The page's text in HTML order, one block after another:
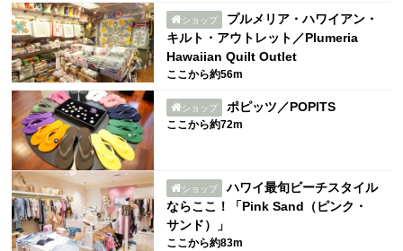
ショップ
プルメリア・ハワイアン・
キルト・アウトレット／Plumeria
Hawaiian Quilt Outlet
ここから約56m
ショップ ポピッツ／POPITS
ここから約72m
ショップ
ハワイ最旬ビーチスタイル
ならここ！「Pink Sand（ピンク・
サンド）」
ここから約83m